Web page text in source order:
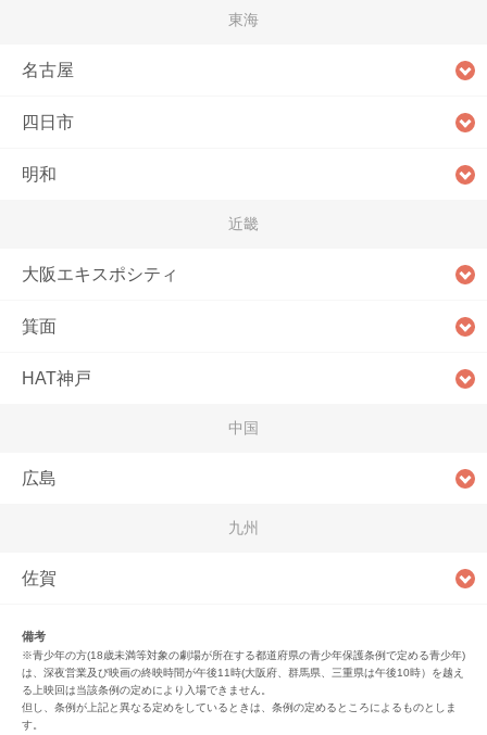
東海
名古屋
四日市
明和
近畿
大阪エキスポシティ
箕面
HAT神戸
中国
広島
九州
佐賀
備考
※青少年の方(18歳未満等対象の劇場が所在する都道府県の青少年保護条例で定める青少年)
は、深夜営業及び映画の終映時間が午後11時(大阪府、群馬県、三重県は午後10時）を越え
る上映回は当該条例の定めにより入場できません。
但し、条例が上記と異なる定めをしているときは、条例の定めるところによるものとしま
す。